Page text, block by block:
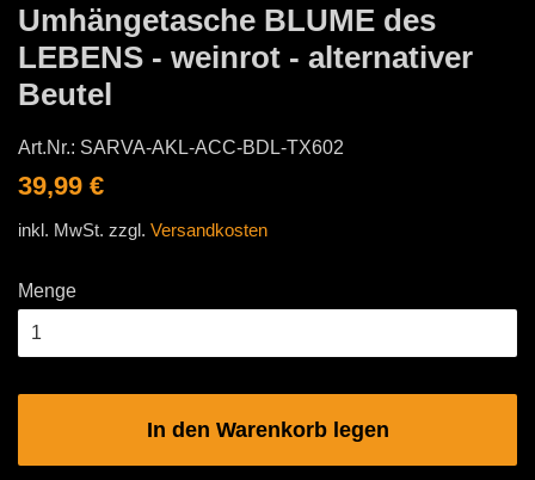
Umhängetasche BLUME des
LEBENS - weinrot - alternativer
Beutel
Art.Nr.: SARVA-AKL-ACC-BDL-TX602
Normaler
39,99 €
inkl. MwSt. zzgl. Versandkosten
Menge
In den Warenkorb legen